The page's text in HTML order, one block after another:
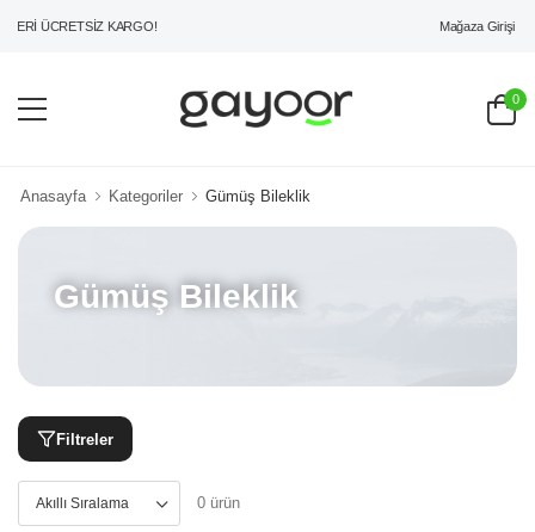
ÜCRETSİZ KARGO! Mağaza Girişi
0
Anasayfa Kategoriler Gümüş Bileklik
Gümüş Bileklik
Filtreler
0 ürün